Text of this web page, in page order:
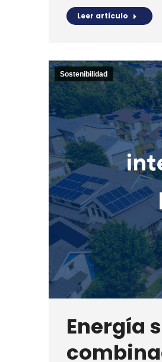
Leer artículo
Sostenibilidad
Energía